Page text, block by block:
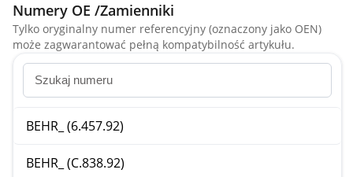
Numery OE /Zamienniki
Tylko oryginalny numer referencyjny (oznaczony jako OEN)
może zagwarantować pełną kompatybilność artykułu.
BEHR_ (6.457.92)
BEHR_ (C.838.92)